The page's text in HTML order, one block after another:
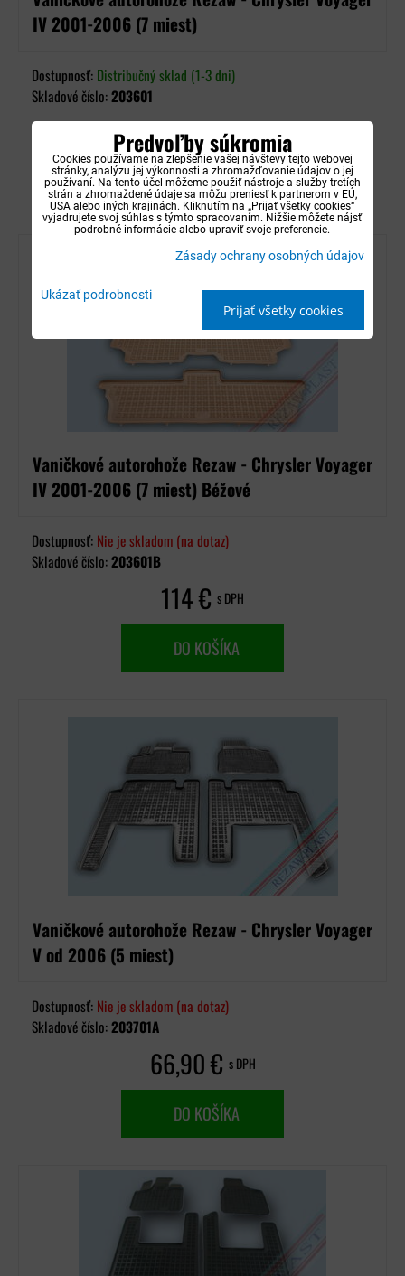
IV 2001-2006 (7 miest)
Dostupnosť: Distribučný sklad (1-3 dni)
Skladové číslo:203601
78,90 €s DPH
DO KOŠÍKA
Vaničkové autorohože Rezaw - Chrysler Voyager
IV 2001-2006 (7 miest) Béžové
Dostupnosť: Nie je skladom (na dotaz)
Skladové číslo:203601B
114 € s DPH
DO KOŠÍKA
Vaničkové autorohože Rezaw - Chrysler Voyager
V od 2006 (5 miest)
Dostupnosť: Nie je skladom (na dotaz)
Skladové číslo:203701A
66,90 € s DPH
DO KOŠÍKA
Predvoľby súkromia
Cookies používame na zlepšenie vašej návštevy tejto webovej
stránky, analýzu jej výkonnosti a zhromažďovanie údajov o jej
používaní. Na tento účel môžeme použiť nástroje a služby tretích
strán a zhromaždené údaje sa môžu preniesť k partnerom v EÚ,
USA alebo iných krajinách. Kliknutím na „Prijať všetky cookies“
vyjadrujete svoj súhlas s týmto spracovaním. Nižšie môžete nájsť
podrobné informácie alebo upraviť svoje preferencie.
Zásady ochrany osobných údajov
Ukázať podrobnosti
Prijať všetky cookies